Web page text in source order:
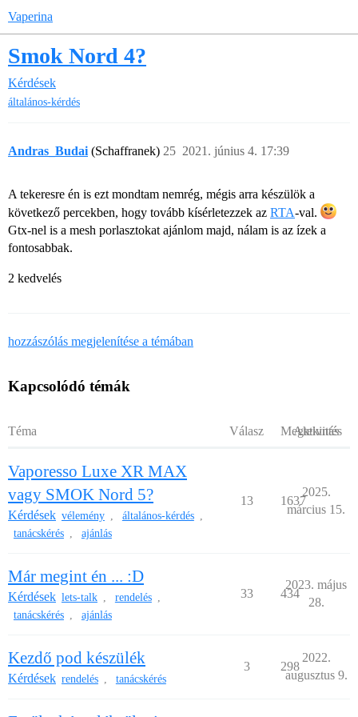
Vaperina
Smok Nord 4?
Kérdések
általános-kérdés
Andras_Budai (Schaffranek) 2021. június 4. 17:39
25
A tekeresre én is ezt mondtam nemrég, mégis arra készülök a
következő percekben, hogy tovább kísérletezzek az RTA-val.
Gtx-nel is a mesh porlasztokat ajánlom majd, nálam is az ízek a
fontosabbak.
2 kedvelés
hozzászólás megjelenítése a témában
Kapcsolódó témák
Téma Válasz Megtekintés
Aktivitás
Vaporesso Luxe XR MAX
vagy SMOK Nord 5?
Kérdések vélemény , általános-kérdés ,
tanácskérés , ajánlás
13 1637
2025.
március 15.
Már megint én ... :D
Kérdések lets-talk , rendelés ,
tanácskérés , ajánlás
33 434
2023. május
28.
Kezdő pod készülék
Kérdések rendelés , tanácskérés
3 298
2022.
augusztus 9.